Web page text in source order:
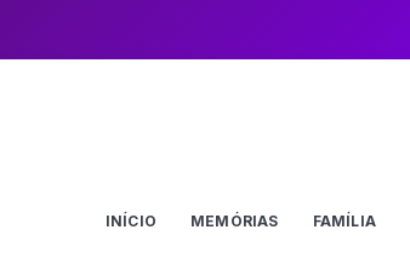
INÍCIO MEMÓRIAS FAMÍLIA